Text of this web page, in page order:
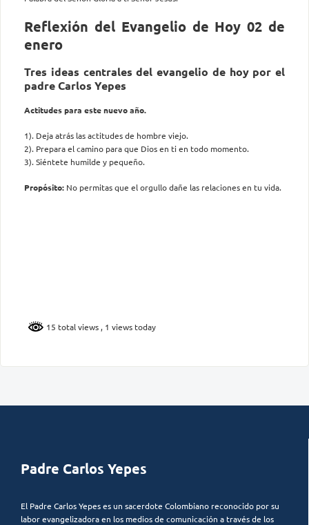
Reflexión del Evangelio de Hoy 02 de
enero
Tres ideas centrales del evangelio de hoy por el
padre Carlos Yepes
Actitudes para este nuevo año.
1). Deja atrás las actitudes de hombre viejo.
2). Prepara el camino para que Dios en ti en todo momento.
3). Siéntete humilde y pequeño.
Propósito: No permitas que el orgullo dañe las relaciones en tu vida.
15 total views , 1 views today
Padre Carlos Yepes
El Padre Carlos Yepes es un sacerdote Colombiano reconocido por su
labor evangelizadora en los medios de comunicación a través de los